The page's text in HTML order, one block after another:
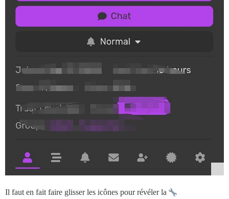
Il faut en fait faire glisser les icônes pour révéler la